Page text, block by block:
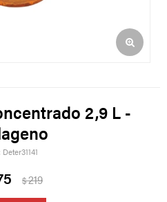
2,9 L -
Deter31141
$219